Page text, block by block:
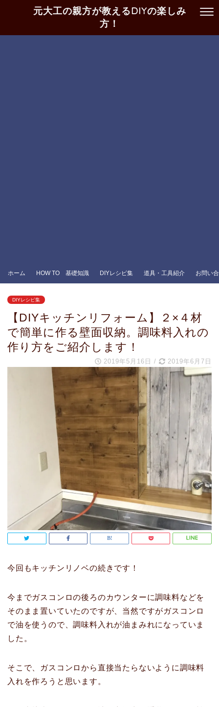
元大工の親方が教えるDIYの楽しみ
方！
ホーム HOW TO 基礎知識 DIYレシピ集 道具・工具紹介 お問い
DIYレシピ集
【DIYキッチンリフォーム】２×４材
で簡単に作る壁面収納。調味料入れの
作り方をご紹介します！
2019年5月16日 / 2019年6月7日
今回もキッチンリノベの続きです！
今までガスコンロの後ろのカウンターに調味料などを
そのまま置いていたのですが、当然ですがガスコンロ
で油を使うので、調味料入れが油まみれになっていま
した。
そこで、ガスコンロから直接当たらないように調味料
入れを作ろうと思います。